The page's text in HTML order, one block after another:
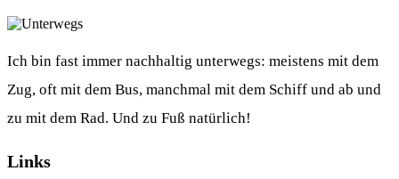
Ich bin fast immer nachhaltig unterwegs: meistens mit dem
Zug, oft mit dem Bus, manchmal mit dem Schiff und ab und
zu mit dem Rad. Und zu Fuß natürlich!
Links